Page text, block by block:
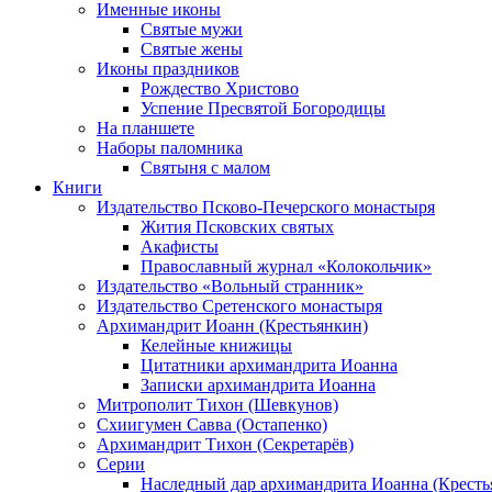
Именные иконы
Святые мужи
Святые жены
Иконы праздников
Рождество Христово
Успение Пресвятой Богородицы
На планшете
Наборы паломника
Святыня с малом
Книги
Издательство Псково-Печерского монастыря
Жития Псковских святых
Акафисты
Православный журнал «Колокольчик»
Издательство «Вольный странник»
Издательство Сретенского монастыря
Архимандрит Иоанн (Крестьянкин)
Келейные книжицы
Цитатники архимандрита Иоанна
Записки архимандрита Иоанна
Митрополит Тихон (Шевкунов)
Схиигумен Савва (Остапенко)
Архимандрит Тихон (Секретарёв)
Серии
Наследный дар архимандрита Иоанна